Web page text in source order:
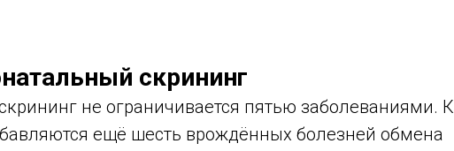
скрининг
не ограничивается пятью заболеваниями. К
ещё шесть врождённых болезней обмена